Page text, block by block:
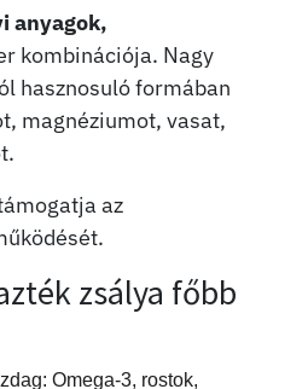
anyagok,
kombinációja. Nagy
hasznosuló formában
magnéziumot, vasat,
az
zsálya főbb
Omega-3, rostok,